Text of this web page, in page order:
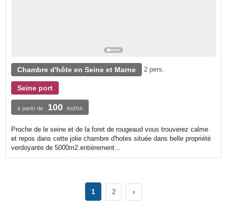
Chambre d'hôte en Seine et Marne 2 pers.
Seine port
à partir de 100 euros
Proche de le seine et de la foret de rougeaud vous trouverez calme
et repos dans cette jolie chambre d'hotes située dans belle propriété
verdoyante de 5000m2.entièrement...
1 2 ›